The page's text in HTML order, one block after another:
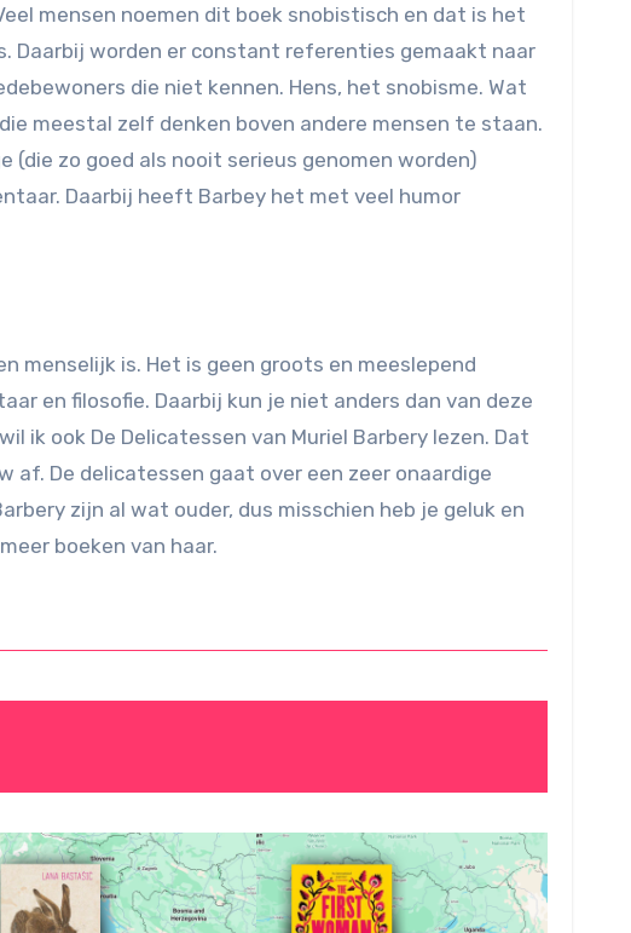
mensen noemen dit boek snobistisch en dat is het
Daarbij worden er constant referenties gemaakt naar
die niet kennen. Hens, het snobisme. Wat
meestal zelf denken boven andere mensen te staan.
zo goed als nooit serieus genomen worden)
Daarbij heeft Barbey het met veel humor
menselijk is. Het is geen groots en meeslepend
en filosofie. Daarbij kun je niet anders dan van deze
ik ook De Delicatessen van Muriel Barbery lezen. Dat
De delicatessen gaat over een zeer onaardige
zijn al wat ouder, dus misschien heb je geluk en
boeken van haar.